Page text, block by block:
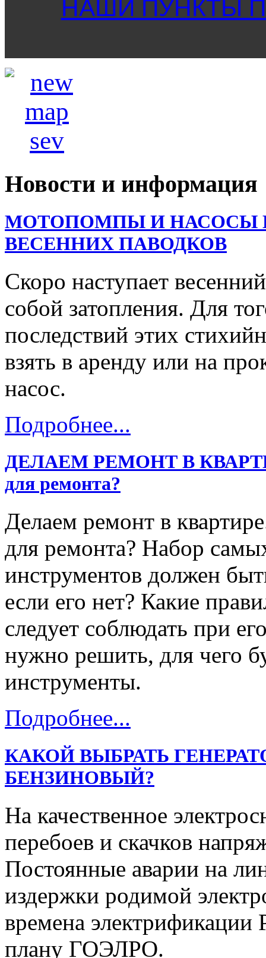
НАШИ ПУНКТЫ
Новости и информация
МОТОПОМПЫ И НАСОСЫ
ВЕСЕННИХ ПАВОДКОВ
Скоро наступает
собой затопления. Для
последствий этих
взять в аренду или на
насос.
Подробнее...
ДЕЛАЕМ РЕМОНТ В
для ремонта?
Делаем ремонт в
для ремонта? Набор
инструментов должен
если его нет? Какие
следует соблюдать при
нужно решить, для чего
инструменты.
Подробнее...
КАКОЙ ВЫБРАТЬ
БЕНЗИНОВЫЙ?
На качественное
перебоев и скачков
Постоянные аварии на
издержки родимой
времена электрификации
плану ГОЭЛРО.